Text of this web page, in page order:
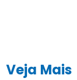
Veja Mais